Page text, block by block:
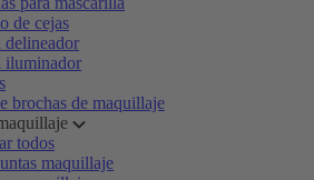
de cejas
delineador
iluminador
brochas de maquillaje
todos
maquillaje